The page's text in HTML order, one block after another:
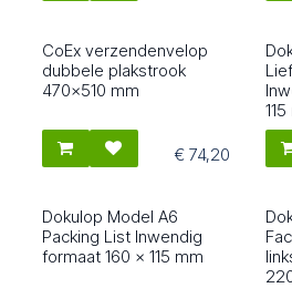
25024
CoEx verzendenvelop
dubbele plakstrook
470x510 mm
€ 74,20
2508
Dokulop Model A6
Packing List Inwendig
formaat 160 x 115 mm